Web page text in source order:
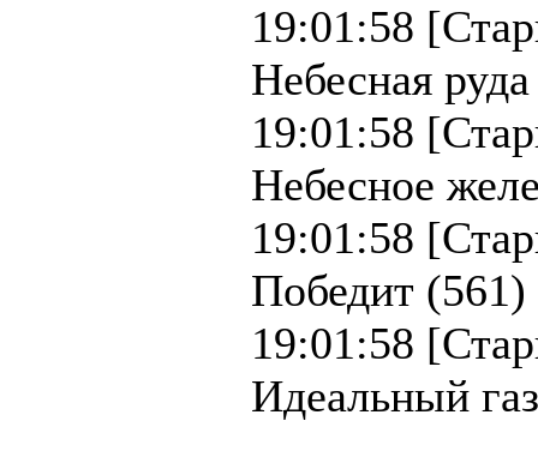
19:01:58
Небесная
19:01:58
Небесное
19:01:58
Победит (561)
19:01:58
Идеальный